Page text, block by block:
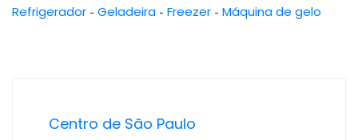
Refrigerador - Geladeira - Freezer - Máquina de gelo
Centro de São Paulo